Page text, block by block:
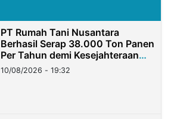
PT Rumah Tani Nusantara
Berhasil Serap 38.000 Ton Panen
Per Tahun demi Kesejahteraan
Petani
10/08/2026 - 19:32